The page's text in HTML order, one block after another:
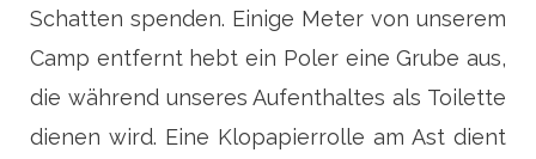
Schatten spenden. Einige Meter von unserem
Camp entfernt hebt ein Poler eine Grube aus,
die während unseres Aufenthaltes als Toilette
dienen wird. Eine Klopapierrolle am Ast dient